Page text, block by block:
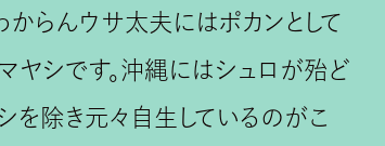
らんウサ太夫にはポカンとして
シです。沖縄にはシュロが殆ど
を除き元々自生しているのがこ